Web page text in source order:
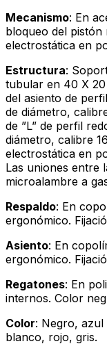
Mecanismo: En
bloqueo del pistón
electrostática en
Estructura:
tubular en 40 X
del asiento de
de diámetro,
de ”L” de perfil
diámetro, calibre
electrostática en
Las uniones entre
microalambre a
Respaldo: En
ergonómico.
Asiento: En
ergonómico.
Regatones: En
internos. Color
Color: Negro,
blanco, rojo, gris.